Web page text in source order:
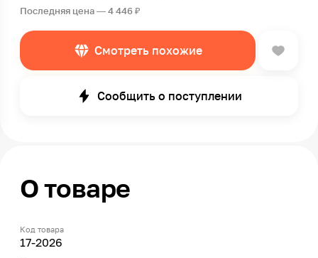
Последняя цена — 4 446 ₽
Смотреть похожие
Сообщить о поступлении
О товаре
Код товара
17-2026